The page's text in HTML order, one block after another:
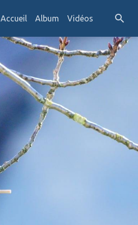
Accueil Album Vidéos